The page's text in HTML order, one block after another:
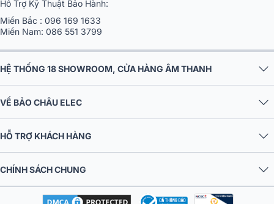
Hỗ Trợ Kỹ Thuật Bảo Hành:
Miền Bắc : 096 169 1633
Miền Nam: 086 551 3799
HỆ THỐNG 18 SHOWROOM, CỬA HÀNG ÂM THANH
VỀ BẢO CHÂU ELEC
HỖ TRỢ KHÁCH HÀNG
CHÍNH SÁCH CHUNG